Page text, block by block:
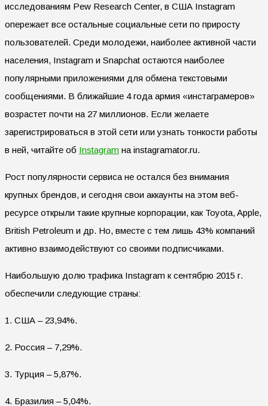
исследованиям Pew Research Center, в США Instagram
опережает все остальные социальные сети по приросту
пользователей. Среди молодежи, наиболее активной части
населения, Instagram и Snapchat остаются наиболее
популярными приложениями для обмена текстовыми
сообщениями. В ближайшие 4 года армия «инстаграмеров»
возрастет почти на 27 миллионов. Если желаете
зарегистрироваться в этой сети или узнать тонкости работы
в ней, читайте об Instagram на instagramator.ru.
Рост популярности сервиса не остался без внимания
крупных брендов, и сегодня свои аккаунты на этом веб-
ресурсе открыли такие крупные корпорации, как Toyota, Apple,
British Petroleum и др. Но, вместе с тем лишь 43% компаний
активно взаимодействуют со своими подписчиками.
Наибольшую долю трафика Instagram к сентябрю 2015 г.
обеспечили следующие страны:
1. США – 23,94%.
2. Россия – 7,29%.
3. Турция – 5,87%.
4. Бразилия – 5,04%.